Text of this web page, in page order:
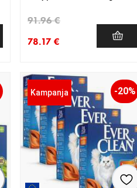
78.17 €
91.96 €
Kampanja -20%